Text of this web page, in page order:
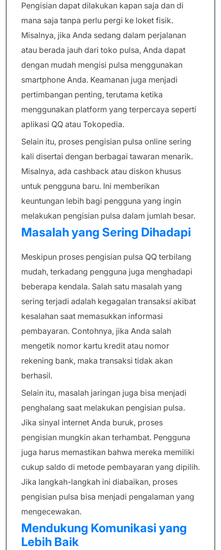
Pengisian dapat dilakukan kapan saja dan di
mana saja tanpa perlu pergi ke loket fisik.
Misalnya, jika Anda sedang dalam perjalanan
atau berada jauh dari toko pulsa, Anda dapat
dengan mudah mengisi pulsa menggunakan
smartphone Anda. Keamanan juga menjadi
pertimbangan penting, terutama ketika
menggunakan platform yang terpercaya seperti
aplikasi QQ atau Tokopedia.
Selain itu, proses pengisian pulsa online sering
kali disertai dengan berbagai tawaran menarik.
Misalnya, ada cashback atau diskon khusus
untuk pengguna baru. Ini memberikan
keuntungan lebih bagi pengguna yang ingin
melakukan pengisian pulsa dalam jumlah besar.
Masalah yang Sering Dihadapi
Meskipun proses pengisian pulsa QQ terbilang
mudah, terkadang pengguna juga menghadapi
beberapa kendala. Salah satu masalah yang
sering terjadi adalah kegagalan transaksi akibat
kesalahan saat memasukkan informasi
pembayaran. Contohnya, jika Anda salah
mengetik nomor kartu kredit atau nomor
rekening bank, maka transaksi tidak akan
berhasil.
Selain itu, masalah jaringan juga bisa menjadi
penghalang saat melakukan pengisian pulsa.
Jika sinyal internet Anda buruk, proses
pengisian mungkin akan terhambat. Pengguna
juga harus memastikan bahwa mereka memiliki
cukup saldo di metode pembayaran yang dipilih.
Jika langkah-langkah ini diabaikan, proses
pengisian pulsa bisa menjadi pengalaman yang
mengecewakan.
Mendukung Komunikasi yang
Lebih Baik